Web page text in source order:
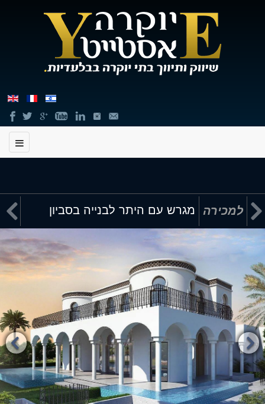
תוכן
מרכזי,
באפשרותך
ללחוץ
אנטר
כדי
לדלג
לאזור
הבא
 למכירה מגרש עם היתר לבנייה בסביון 

